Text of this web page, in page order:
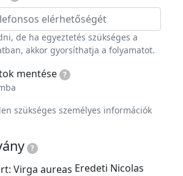
de ha egyeztetés szükséges a
akkor gyorsíthatja a folyamatot.
mentése ?
szükséges személyes információk
?
Eredeti Nicolas